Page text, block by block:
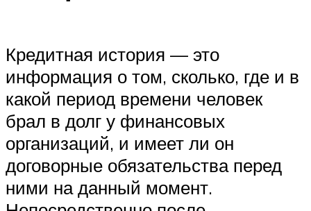
Кредитная история — это
информация о том, сколько, где и в
какой период времени человек
брал в долг у финансовых
организаций, и имеет ли он
договорные обязательства перед
ними на данный момент.